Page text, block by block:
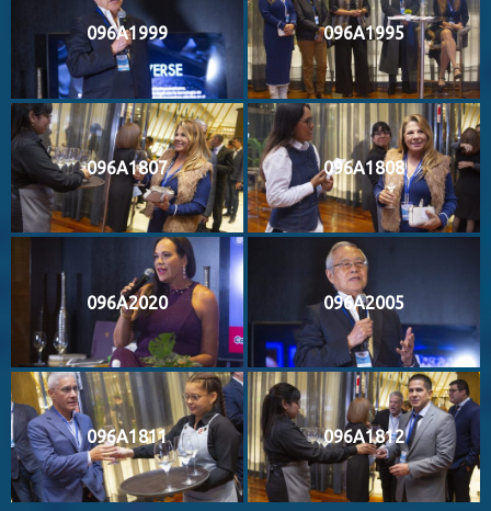
096A1999 096A1995
096A1807 096A1808
096A2020 096A2005
096A1811 096A1812